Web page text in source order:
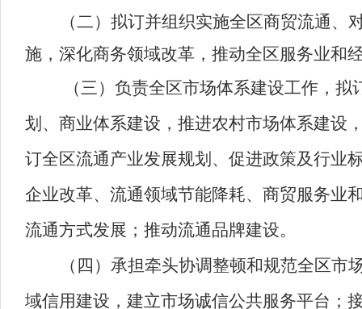
（二）拟订并组织实施全区商贸流通
施，深化商务领域改革，推动全区服务业和
（三）负责全区市场体系建设工作，
划、商业体系建设，推进农村市场体系建设
订全区流通产业发展规划、促进政策及行业
企业改革、流通领域节能降耗、商贸服务业
流通方式发展；推动流通品牌建设。
（四）承担牵头协调整顿和规范全区
域信用建设，建立市场诚信公共服务平台；